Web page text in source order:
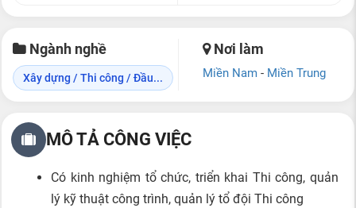
Ngành nghề
Xây dựng / Thi công / Đầu...
Nơi làm
Miền Nam - Miền Trung
MÔ TẢ CÔNG VIỆC
Có kinh nghiệm tổ chức, triển khai Thi công, quản
lý kỹ thuật công trình, quản lý tổ đội Thi công